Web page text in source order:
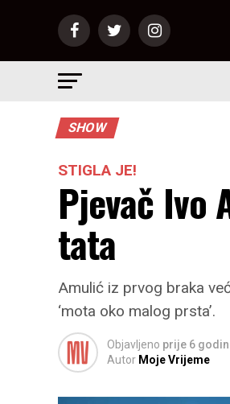
SHOW
STIGLA JE!
Pjevač Ivo
tata
Amulić iz prvog braka
‘mota oko malog prsta’.
Objavljeno prije 6
Autor Moje Vrijeme